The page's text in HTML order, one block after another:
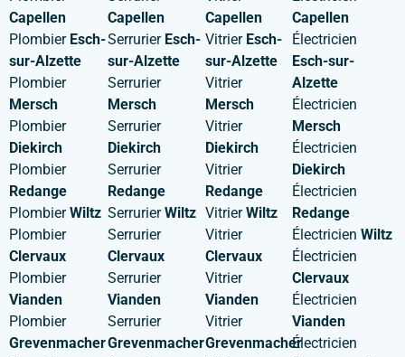
Capellen
Plombier Esch-
sur-Alzette
Plombier
Mersch
Plombier
Diekirch
Plombier
Redange
PlombierWiltz
Plombier
Clervaux
Plombier
Vianden
Plombier
Grevenmacher
Capellen
Serrurier Esch-
sur-Alzette
Serrurier
Mersch
Serrurier
Diekirch
Serrurier
Redange
SerrurierWiltz
Serrurier
Clervaux
Serrurier
Vianden
Serrurier
Grevenmacher
Capellen
Vitrier Esch-
sur-Alzette
Vitrier
Mersch
Vitrier
Diekirch
Vitrier
Redange
VitrierWiltz
Vitrier
Clervaux
Vitrier
Vianden
Vitrier
Grevenmacher
Capellen
Électricien
Esch-sur-
Alzette
Électricien
Mersch
Électricien
Diekirch
Électricien
Redange
ÉlectricienWiltz
Électricien
Clervaux
Électricien
Vianden
Électricien